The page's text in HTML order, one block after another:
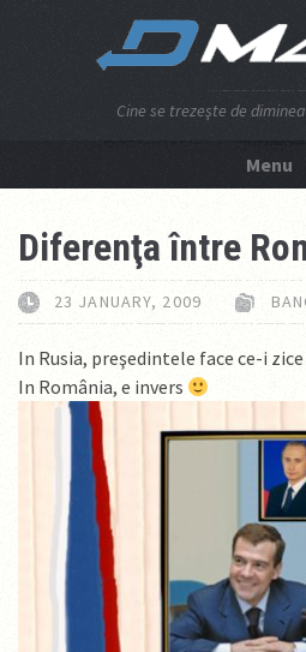
Cine se trezeşte de
Menu
Diferenţa între
23 JANUARY, 2009
In Rusia, preşedintele face ce-i
In România, e invers